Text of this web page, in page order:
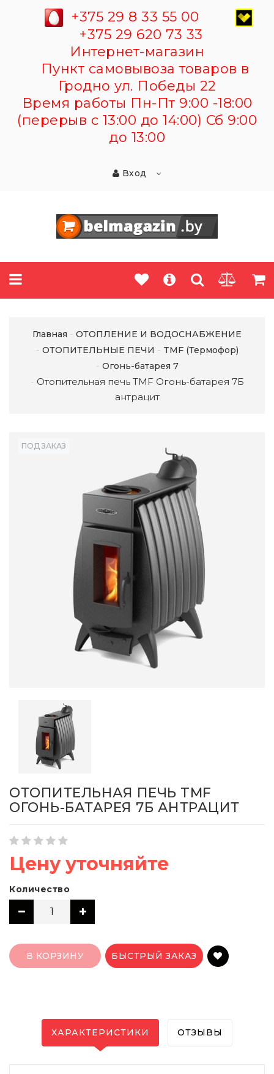
+375 29 8 33 55 00
+375 29 620 73 33
Интернет-магазин
Пункт самовывоза товаров в
Гродно ул. Победы 22
Время работы Пн-Пт 9:00 -18:00
(перерыв с 13:00 до 14:00) Сб 9:00
до 13:00
Вход
Главная
ОТОПЛЕНИЕ И ВОДОСНАБЖЕНИЕ
ОТОПИТЕЛЬНЫЕ ПЕЧИ
TMF (Термофор)
Огонь-батарея 7
Отопительная печь TMF Огонь-батарея 7Б
антрацит
ПОД ЗАКАЗ
ОТОПИТЕЛЬНАЯ ПЕЧЬ TMF
ОГОНЬ-БАТАРЕЯ 7Б АНТРАЦИТ
Цену уточняйте
Количество
В КОРЗИНУ БЫСТРЫЙ ЗАКАЗ
ХАРАКТЕРИСТИКИ ОТЗЫВЫ